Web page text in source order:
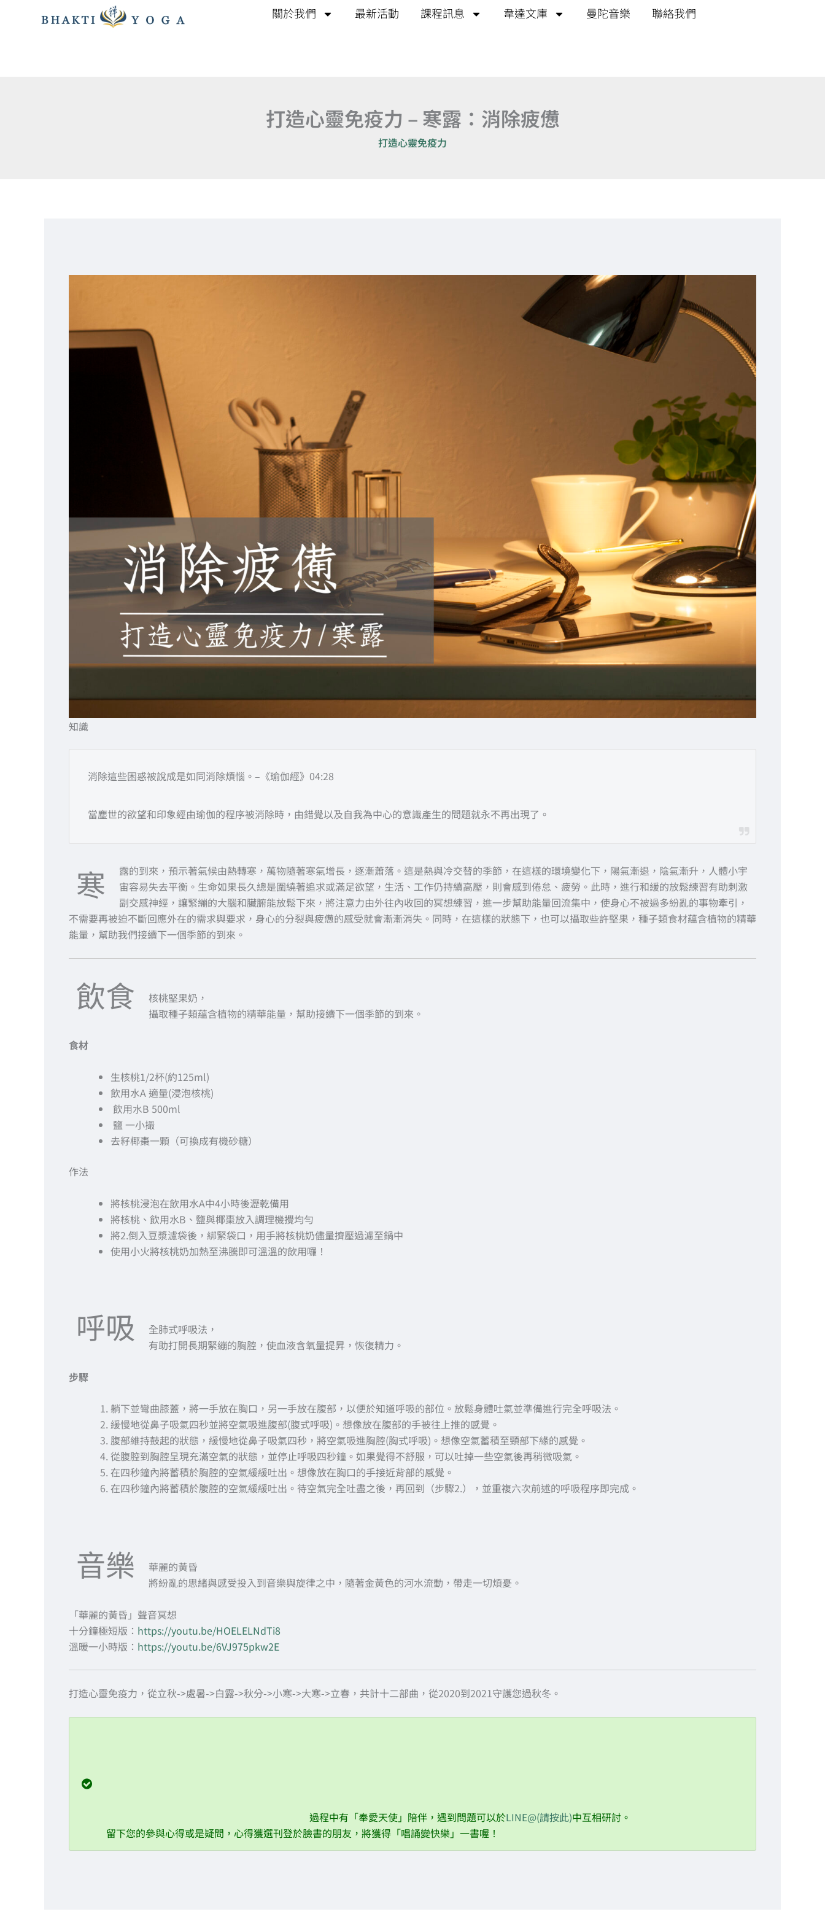
關於我們 最新活動 課程訊息 韋達文庫 曼陀音樂 聯絡我們
打造心靈免疫力 – 寒露：消除疲憊
打造心靈免疫力
知識
消除這些困惑被說成是如同消除煩惱。–《瑜伽經》04:28
當塵世的欲望和印象經由瑜伽的程序被消除時，由錯覺以及自我為中心的意識產生的問題就永不再出現了。
寒
露的到來，預示著氣候由熱轉寒，萬物隨著寒氣增長，逐漸蕭落。這是熱與冷交替的季節，在這樣的環境變化下，陽氣漸退，陰氣漸升，人體小宇
宙容易失去平衡。生命如果長久總是圍繞著追求或滿足欲望，生活、工作仍持續高壓，則會感到倦怠、疲勞。此時，進行和緩的放鬆練習有助刺激
副交感神經，讓緊繃的大腦和臟腑能放鬆下來，將注意力由外往內收回的冥想練習，進一步幫助能量回流集中，使身心不被過多紛亂的事物牽引，
不需要再被迫不斷回應外在的需求與要求，身心的分裂與疲憊的感受就會漸漸消失。同時，在這樣的狀態下，也可以攝取些許堅果，種子類食材蘊含植物的精華
能量，幫助我們接續下一個季節的到來。
飲食
核桃堅果奶，
攝取種子類蘊含植物的精華能量，幫助接續下一個季節的到來。
食材
生核桃1/2杯(約125ml)
飲用水A 適量(浸泡核桃)
飲用水B 500ml
鹽 一小撮
去籽椰棗一顆（可換成有機砂糖）
作法
將核桃浸泡在飲用水A中4小時後瀝乾備用
將核桃、飲用水B、鹽與椰棗放入調理機攪均勻
將2.倒入豆漿濾袋後，綁緊袋口，用手將核桃奶儘量擠壓過濾至鍋中
使用小火將核桃奶加熱至沸騰即可溫溫的飲用囉！
呼吸
全肺式呼吸法，
有助打開長期緊繃的胸腔，使血液含氧量提昇，恢復精力。
步驟
躺下並彎曲膝蓋，將一手放在胸口，另一手放在腹部，以便於知道呼吸的部位。放鬆身體吐氣並準備進行完全呼吸法。
緩慢地從鼻子吸氣四秒並將空氣吸進腹部(腹式呼吸)。想像放在腹部的手被往上推的感覺。
腹部維持鼓起的狀態，緩慢地從鼻子吸氣四秒，將空氣吸進胸腔(胸式呼吸)。想像空氣蓄積至頸部下緣的感覺。
從腹腔到胸腔呈現充滿空氣的狀態，並停止呼吸四秒鐘。如果覺得不舒服，可以吐掉一些空氣後再稍微吸氣。
在四秒鐘內將蓄積於胸腔的空氣緩緩吐出。想像放在胸口的手接近背部的感覺。
在四秒鐘內將蓄積於腹腔的空氣緩緩吐出。待空氣完全吐盡之後，再回到（步驟2.），並重複六次前述的呼吸程序即完成。
音樂
華麗的黃昏
將紛亂的思緒與感受投入到音樂與旋律之中，隨著金黃色的河水流動，帶走一切煩憂。
「華麗的黃昏」聲音冥想
十分鐘極短版： https://youtu.be/HOELELNdTi8
溫暖一小時版： https://youtu.be/6VJ975pkw2E
打造心靈免疫力，從立秋->處暑->白露->秋分->小寒->大寒->立春，共計十二部曲，從2020到2021守護您過秋冬。
過程中有「奉愛天使」陪伴，遇到問題可以於LINE@(請按此)中互相研討。
留下您的參與心得或是疑問，心得獲選刊登於臉書的朋友，將獲得「唱誦變快樂」一書喔！